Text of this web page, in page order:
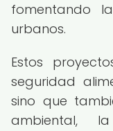
fomentando
urbanos.
Estos
seguridad
sino que
ambiental,